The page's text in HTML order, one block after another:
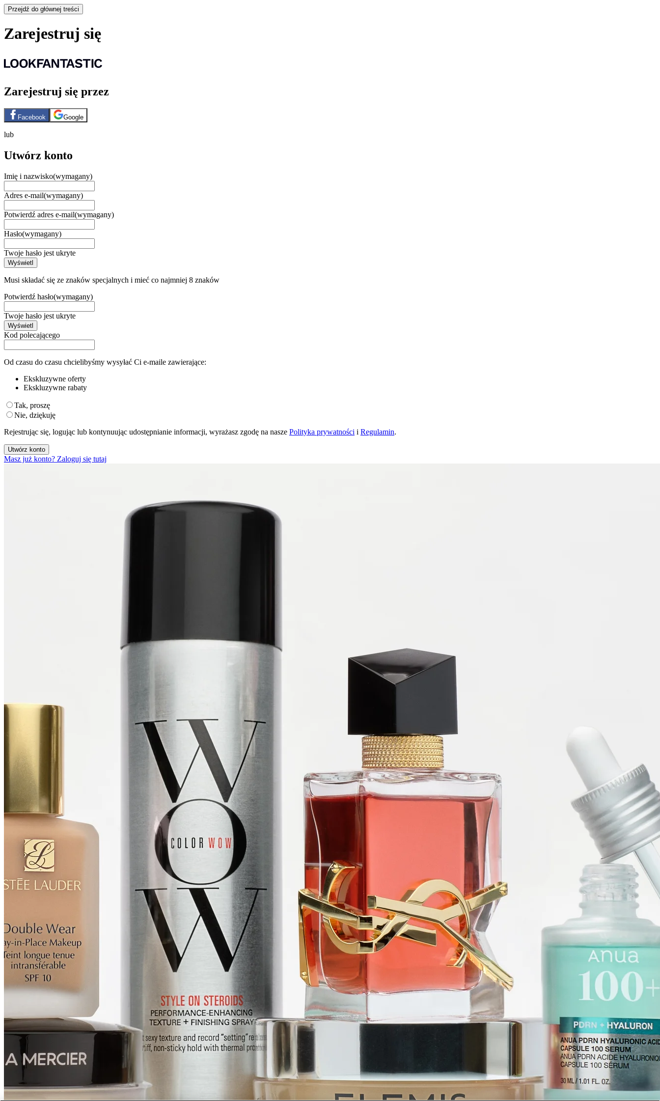
Przejdź do głównej treści
Zarejestruj się
Zarejestruj się przez
Facebook Google
lub
Utwórz konto
Imię i nazwisko(wymagany)
Adres e-mail(wymagany)
Potwierdź adres e-mail(wymagany)
Hasło(wymagany)
Twoje hasło jest ukryte
Wyświetl
Musi składać się ze znaków specjalnych i mieć co najmniej 8 znaków
Potwierdź hasło(wymagany)
Twoje hasło jest ukryte
Wyświetl
Kod polecającego
Od czasu do czasu chcielibyśmy wysyłać Ci e-maile zawierające:
Ekskluzywne oferty
Ekskluzywne rabaty
Tak, proszę
Nie, dziękuję
Rejestrując się, logując lub kontynuując udostępnianie informacji, wyrażasz zgodę na nasze Polityka prywatności i Regulamin.
Utwórz konto
Masz już konto? Zaloguj się tutaj